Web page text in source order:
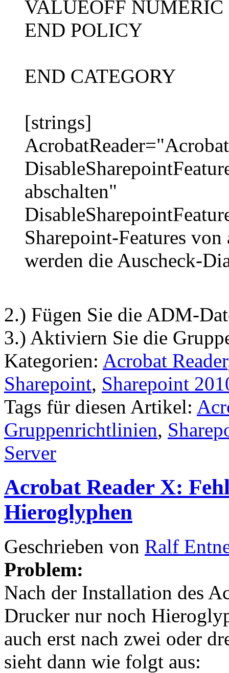
VALUEOFF NUMERIC
END POLICY
END CATEGORY
[strings]
abschalten"
Sharepoint-Features
werden die Auscheck-
2.) Fügen Sie die ADM-
3.) Aktiviern Sie die
Kategorien: Acrobat Reader
Sharepoint, Sharepoint
Tags für diesen Artikel:
Gruppenrichtlinien,
Server
Acrobat Reader X:
Hieroglyphen
Geschrieben von Ralf
Problem:
Nach der Installation des
Drucker nur noch
auch erst nach zwei oder
sieht dann wie folgt aus: